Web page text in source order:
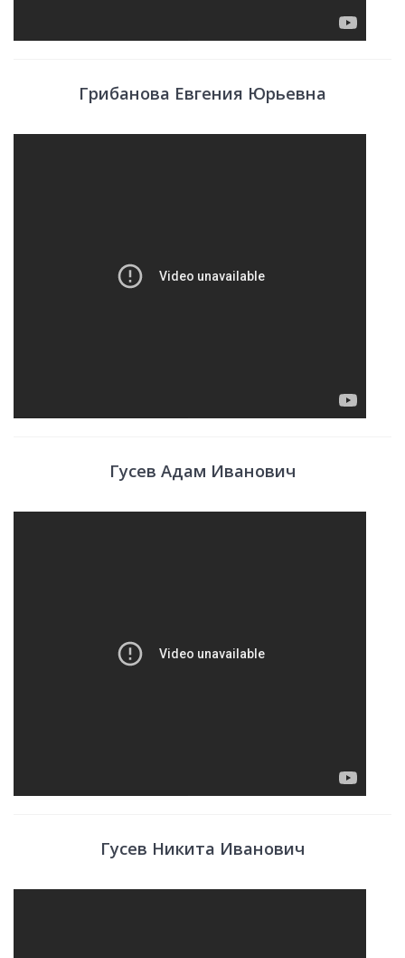
Грибанова Евгения Юрьевна
Гусев Адам Иванович
Гусев Никита Иванович